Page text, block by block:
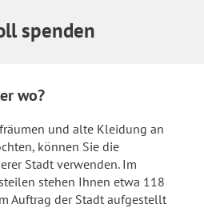
spenden
wo?
und alte Kleidung an
können Sie die
Stadt verwenden. Im
stehen Ihnen etwa 118
Auftrag der Stadt aufgestellt